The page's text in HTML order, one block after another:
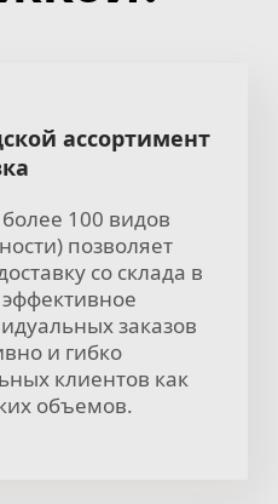
ассортимент
100 видов
позволяет
со склада в
заказов
и гибко
клиентов как
объемов.